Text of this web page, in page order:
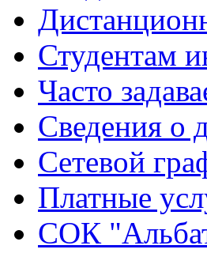
Студентам
Часто
Сведения о
Сетевой
Платные
СОК